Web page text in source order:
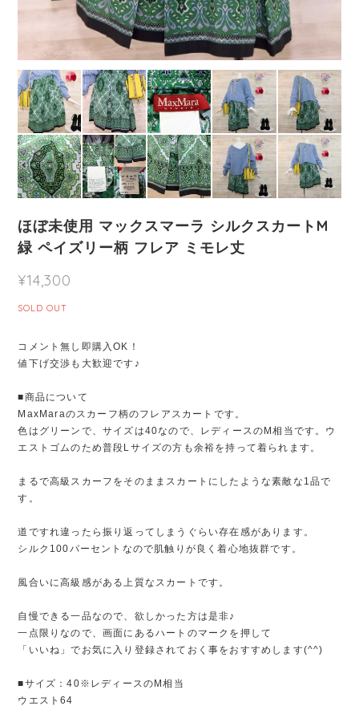
ほぼ未使用 マックスマーラ シルクスカートM
緑 ペイズリー柄 フレア ミモレ丈
¥14,300
SOLD OUT
コメント無し即購入OK！
値下げ交渉も大歓迎です♪
■商品について
MaxMaraのスカーフ柄のフレアスカートです。
色はグリーンで、サイズは40なので、レディースのM相当です。ウ
エストゴムのため普段Lサイズの方も余裕を持って着られます。
まるで高級スカーフをそのままスカートにしたような素敵な1品で
す。
道ですれ違ったら振り返ってしまうぐらい存在感があります。
シルク100パーセントなので肌触りが良く着心地抜群です。
風合いに高級感がある上質なスカートです。
自慢できる一品なので、欲しかった方は是非♪
一点限りなので、画面にあるハートのマークを押して
「いいね」でお気に入り登録されておく事をおすすめします(^^)
■サイズ：40※レディースのM相当
ウエスト64